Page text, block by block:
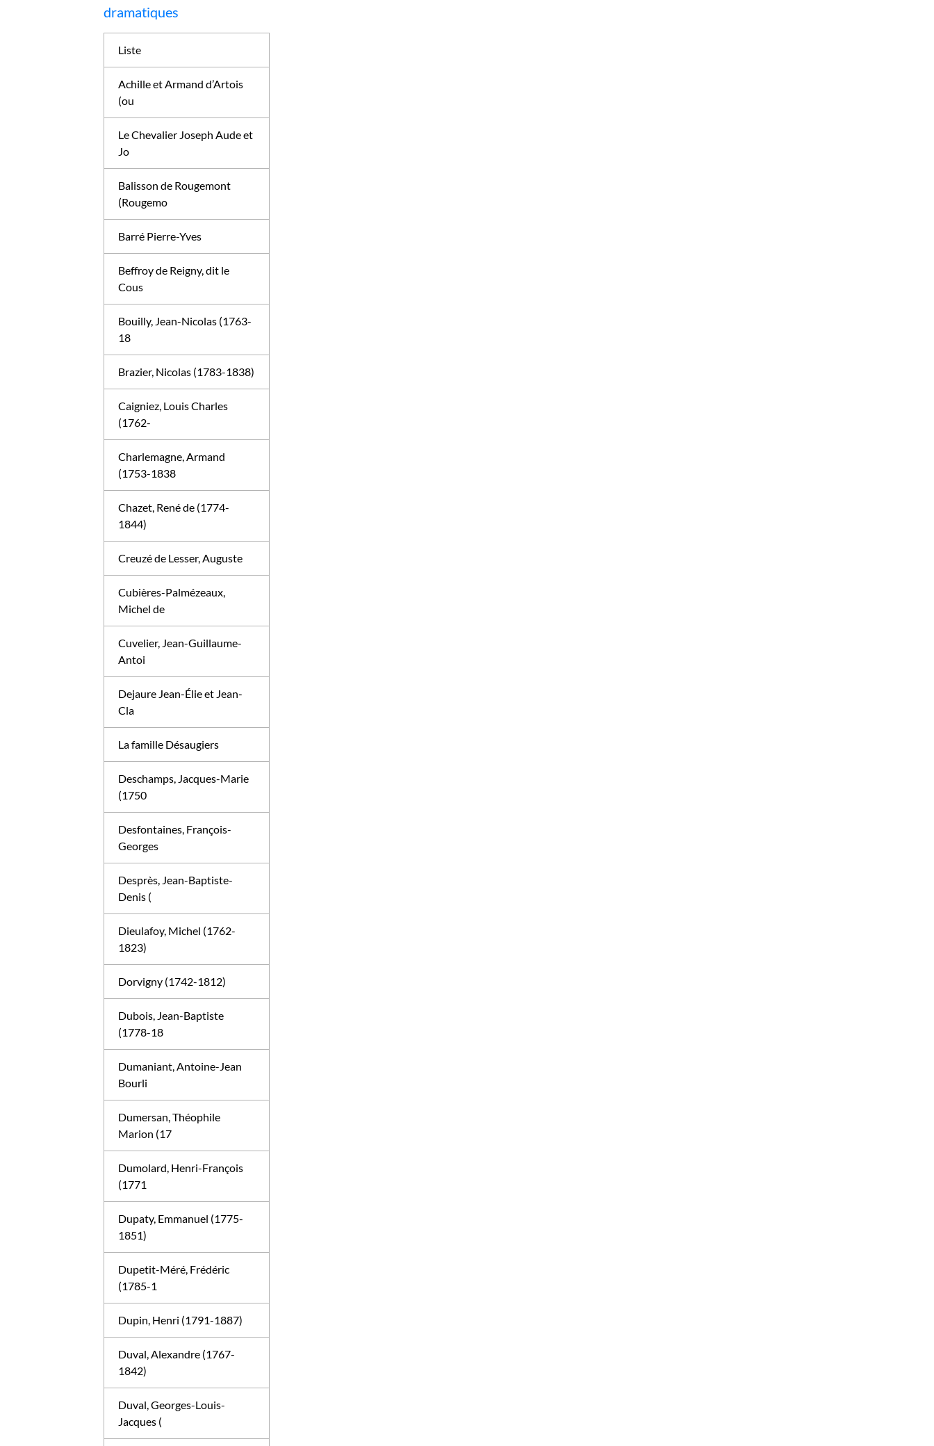
dramatiques
Liste
Achille et Armand d’Artois
(ou
Le Chevalier Joseph Aude et
Jo
Balisson de Rougemont
(Rougemo
Barré Pierre-Yves
Beffroy de Reigny, dit le
Cous
Bouilly, Jean-Nicolas (1763-
18
Brazier, Nicolas (1783-1838)
Caigniez, Louis Charles
(1762-
Charlemagne, Armand
(1753-1838
Chazet, René de (1774-
1844)
Creuzé de Lesser, Auguste
Cubières-Palmézeaux,
Michel de
Cuvelier, Jean-Guillaume-
Antoi
Dejaure Jean-Élie et Jean-
Cla
La famille Désaugiers
Deschamps, Jacques-Marie
(1750
Desfontaines, François-
Georges
Desprès, Jean-Baptiste-
Denis (
Dieulafoy, Michel (1762-
1823)
Dorvigny (1742-1812)
Dubois, Jean-Baptiste
(1778-18
Dumaniant, Antoine-Jean
Bourli
Dumersan, Théophile
Marion (17
Dumolard, Henri-François
(1771
Dupaty, Emmanuel (1775-
1851)
Dupetit-Méré, Frédéric
(1785-1
Dupin, Henri (1791-1887)
Duval, Alexandre (1767-
1842)
Duval, Georges-Louis-
Jacques (